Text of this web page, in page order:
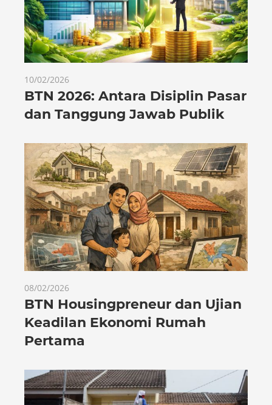
10/02/2026
BTN 2026: Antara Disiplin Pasar
dan Tanggung Jawab Publik
08/02/2026
BTN Housingpreneur dan Ujian
Keadilan Ekonomi Rumah
Pertama